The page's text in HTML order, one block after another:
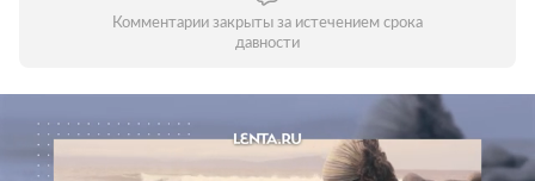
Комментарии закрыты за истечением срока
давности